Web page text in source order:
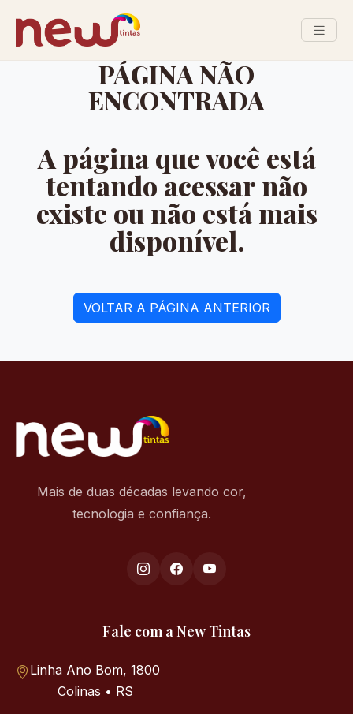
PÁGINA NÃO
ENCONTRADA
A página que você está
tentando acessar não
existe ou não está mais
disponível.
VOLTAR A PÁGINA ANTERIOR
Mais de duas décadas levando cor,
tecnologia e confiança.
Fale com a New Tintas
Linha Ano Bom, 1800
Colinas • RS